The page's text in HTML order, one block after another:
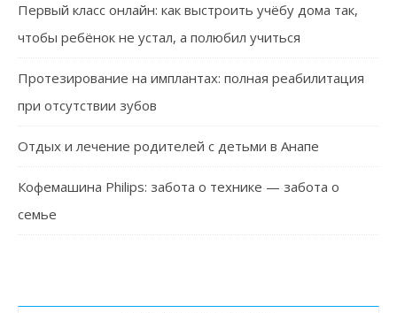
Первый класс онлайн: как выстроить учёбу дома так,
чтобы ребёнок не устал, а полюбил учиться
Протезирование на имплантах: полная реабилитация
при отсутствии зубов
Отдых и лечение родителей с детьми в Анапе
Кофемашина Philips: забота о технике — забота о
семье